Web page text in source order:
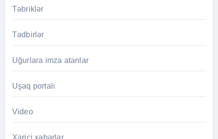
Təbriklər
Tədbirlər
Uğurlara imza atanlar
Uşaq portalı
Video